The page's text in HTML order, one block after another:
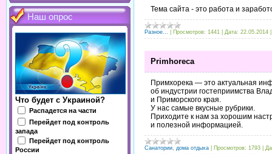
Наш опрос
Что будет с Украиной?
Распадется на части
Перейдет под контроль
запада
Перейдет под контроль
России
Тема сайта - это работа и
Разное... Просмотров: 1441 Дата: 22.05.2014
Primhoreca
Примхорека — это актуальная
об индустрии гостеприимства
и Приморского края.
У нас самые вкусные рубрики.
Приходите к нам за хорошим
и полезной информацией.
Санатории, дома отдыха Просмотров: 1793